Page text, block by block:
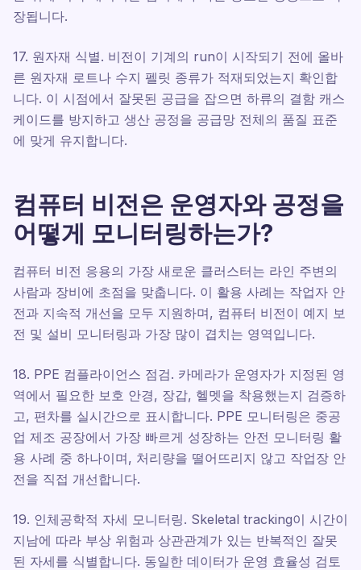
장됩니다.
17. 원자재 식별. 비전이 기계의 run이 시작되기 전에 올바
른 원자재 로트나 수지 펠릿 종류가 적재되었는지 확인합
니다. 이 시점에서 잘못된 공급을 잡으면 하류의 결함 캐스
케이드를 방지하고 생산 공정을 공급망 전체의 품질 표준
에 맞게 유지합니다.
컴퓨터 비전은 운영자와 공정을
어떻게 모니터링하는가?
컴퓨터 비전 응용의 가장 새로운 클러스터는 라인 주변의
사람과 장비에 초점을 맞춥니다. 이 활용 사례는 작업자 안
전과 지속적 개선을 모두 지원하며, 컴퓨터 비전이 예지 보
전 및 설비 모니터링과 가장 많이 겹치는 영역입니다.
18. PPE 컴플라이언스 점검. 카메라가 운영자가 지정된 영
역에서 필요한 보호 안경, 장갑, 헬멧을 착용했는지 검증하
고, 편차를 실시간으로 표시합니다. PPE 모니터링은 중공
업 제조 공장에서 가장 빠르게 성장하는 안전 모니터링 활
용 사례 중 하나이며, 처리량을 떨어뜨리지 않고 작업장 안
전을 직접 개선합니다.
19. 인체공학적 자세 모니터링. Skeletal tracking이 시간이
지남에 따라 부상 위험과 상관관계가 있는 반복적인 잘못
된 자세를 식별합니다. 동일한 데이터가 운영 효율성 검토